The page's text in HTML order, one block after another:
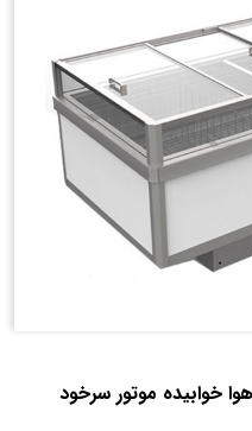
خوابیده موتور سرخود